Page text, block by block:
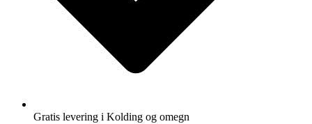
Gratis levering i Kolding og omegn